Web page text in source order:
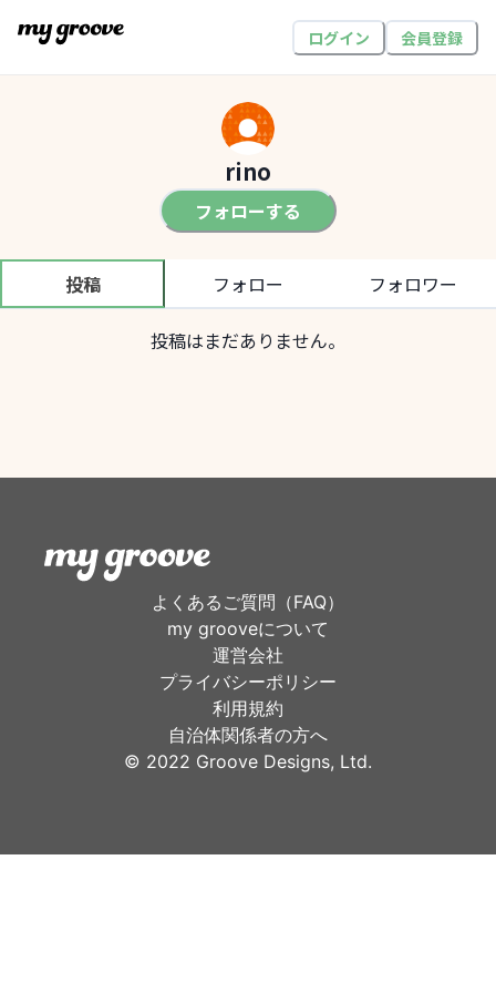
ログイン 会員登録
rino
フォローする
投稿 フォロー フォロワー
投稿はまだありません。
よくあるご質問（FAQ）
my grooveについて
運営会社
プライバシーポリシー
利用規約
自治体関係者の方へ
©︎ 2022 Groove Designs, Ltd.